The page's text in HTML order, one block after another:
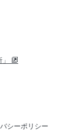
シーポリシー